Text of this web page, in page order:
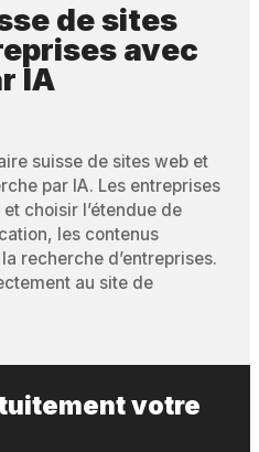
de sites
avec
IA
suisse de sites web et
par IA. Les entreprises
choisir l’étendue de
les contenus
recherche d’entreprises.
au site de
votre